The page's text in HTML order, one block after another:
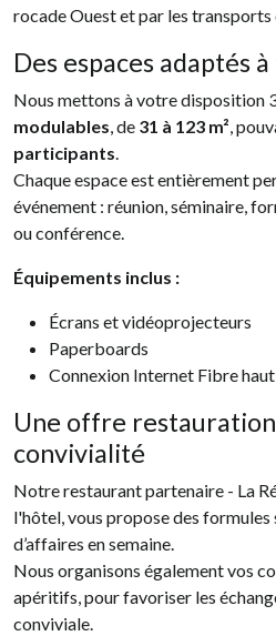
rocade Ouest et par les transports
Des espaces adaptés
Nous mettons à votre disposition
modulables , de 31 à 123 m² ,
participants
Chaque espace est entièrement
événement : réunion, séminaire,
ou conférence.
Équipements inclus :
Écrans et vidéoprojecteurs
Paperboards
Connexion Internet Fibre
Une offre
convivialité
Notre restaurant partenaire - La
l'hôtel, vous propose des formules
d’affaires en semaine.
Nous organisons également vos
apéritifs, pour favoriser les
conviviale.